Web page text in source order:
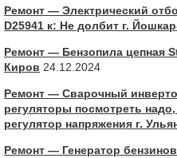
Ремонт — Электрический
D25941 к: Не долбит г.
Ремонт — Бензопила цепная
Киров 24.12.2024
Ремонт — Сварочный
регуляторы посмотреть
регулятор напряжения г.
Ремонт — Генератор